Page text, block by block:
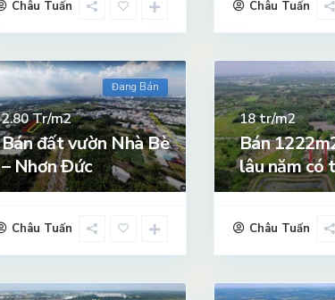
Châu Tuấn Châu Tuấn
Đang Bán
2.80Tr/m2
Bán đất vườn Nhà Bè
– Nhơn Đức
Châu Tuấn
18tr/m2
Bán
lâu năm có
Châu Tuấn